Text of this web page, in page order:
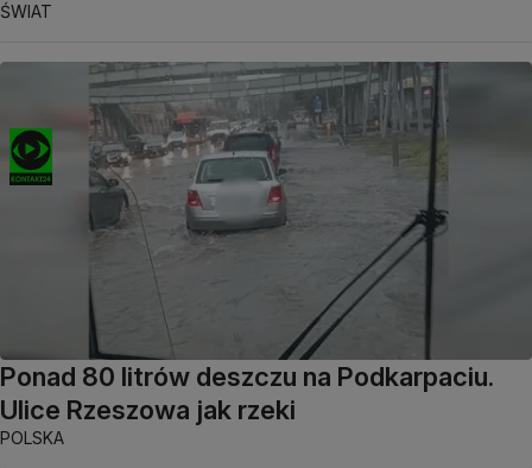
ŚWIAT
Ponad 80 litrów deszczu na Podkarpaciu.
Ulice Rzeszowa jak rzeki
POLSKA